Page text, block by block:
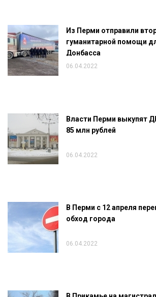
Из Перми отправили
гуманитарной помощи
Донбасса
06.04.2022
Власти Перми выкупят
85 млн рублей
06.04.2022
В Перми с 12 апреля
обход города
06.04.2022